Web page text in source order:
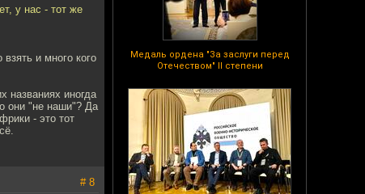
Медаль ордена "За заслуги перед
Отечеством" II степени
у нас - тот же
и много кого
названиях иногда
они "не наши"? Да
- это тот
# 8